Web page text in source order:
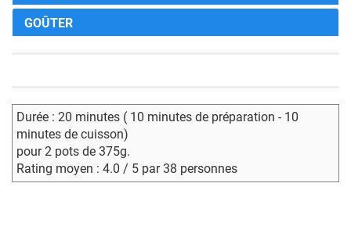
GOÛTER
Durée : 20 minutes ( 10 minutes de préparation - 10
minutes de cuisson)
pour 2 pots de 375g.
Rating moyen : 4.0 / 5 par 38 personnes